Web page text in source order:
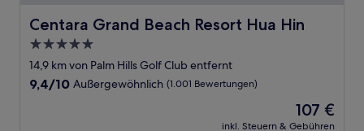
Centara Grand Beach Resort Hua Hin
Centara Grand Beach Resort Hua Hin
5.0-
Sterne-
Unterkunft
14,9 km von Palm Hills Golf Club entfernt
9.4
9,4/10 Außergewöhnlich (1.001 Bewertungen)
Der
Preis
107 €
inkl. Steuern & Gebühren